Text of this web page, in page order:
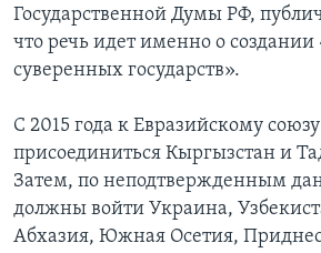
Государственной Думы РФ,
что речь идет именно о создании
суверенных государств».
С 2015 года к Евразийскому
присоединиться Кыргызстан и
Затем, по неподтвержденным
должны войти Украина,
Абхазия, Южная Осетия,